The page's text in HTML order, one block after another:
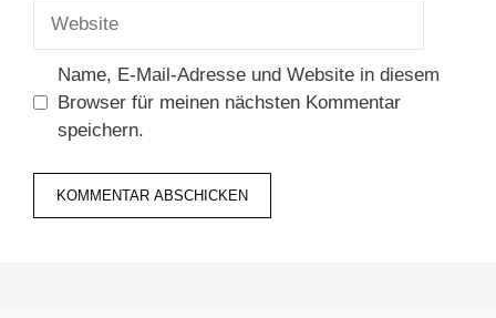
Name, E-Mail-Adresse und Website in diesem
Browser für meinen nächsten Kommentar
speichern.